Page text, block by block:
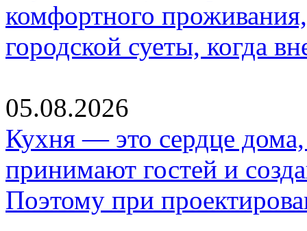
комфортного
городской суеты, когда
05.08.2026
Кухня — это сердце дома,
принимают гостей и
Поэтому при